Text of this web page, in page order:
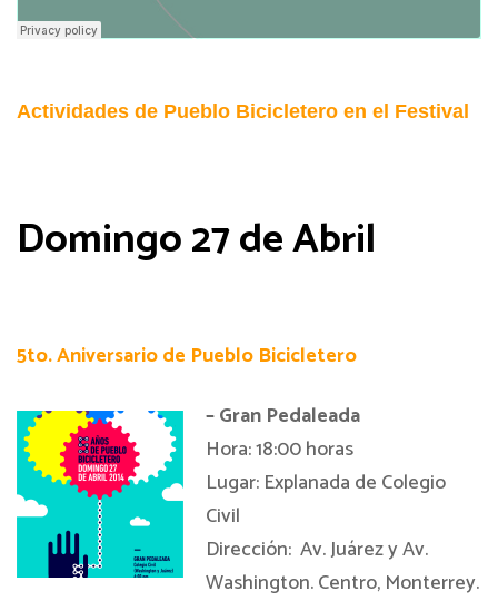
Actividades de Pueblo Bicicletero en el Festival
Domingo 27 de Abril
5to. Aniversario de Pueblo Bicicletero
– Gran Pedaleada
Hora: 18:00 horas
Lugar: Explanada de Colegio
Civil
Dirección: Av. Juárez y Av.
Washington. Centro, Monterrey.